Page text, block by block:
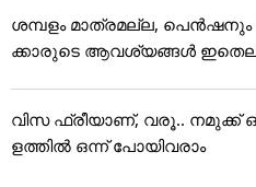
ശമ്പളം മാത്രമല്ല,
ക്കാരുടെ ആവശ്യങ്ങൾ
വിസ ഫ്രീയാണ്, വരൂ.. നമുക്ക്
ളത്തിൽ ഒന്ന് പോയിവരാം